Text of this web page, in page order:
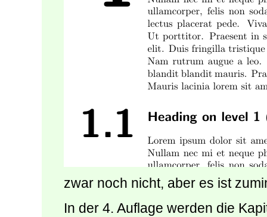
zwar noch nicht, aber es ist
In der 4. Auflage werden die